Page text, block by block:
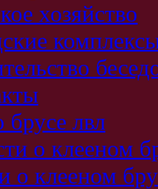
хозяйство
брусе лвл
о клееном
о клееном